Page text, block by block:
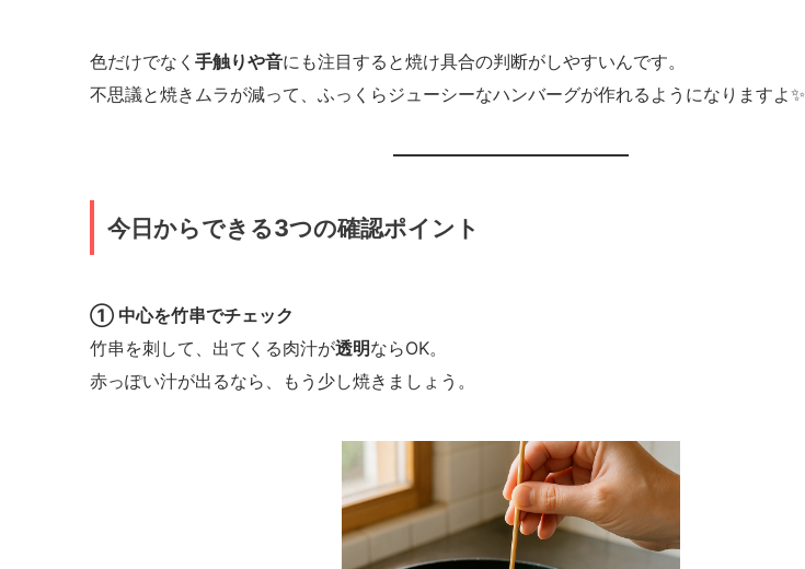
色だけでなく 手触りや音にも注目すると焼け具合の判断がしやすいんです。
不思議と焼きムラが減って、ふっくらジューシーなハンバーグが作れるようになりますよ✨
今日からできる3つの確認ポイント
① 中心を竹串でチェック
竹串を刺して、出てくる肉汁が透明ならOK。
赤っぽい汁が出るなら、もう少し焼きましょう。